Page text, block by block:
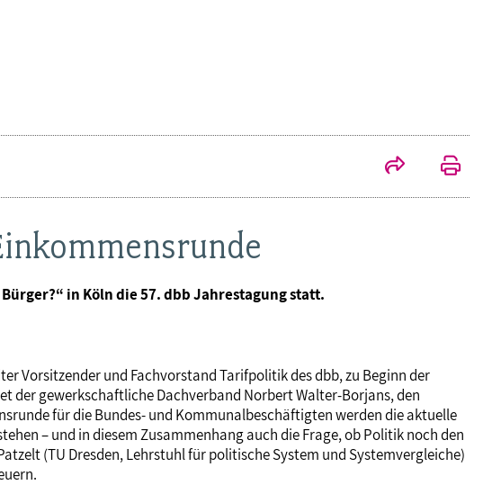
in Köln die 57. dbb Jahrestagung statt.
Vorsitzender und Fachvorstand Tarifpolitik des dbb, zu Beginn der
der gewerkschaftliche Dachverband Norbert Walter-Borjans, den
für die Bundes- und Kommunalbeschäftigten werden die aktuelle
– und in diesem Zusammenhang auch die Frage, ob Politik noch den
(TU Dresden, Lehrstuhl für politische System und Systemvergleiche)